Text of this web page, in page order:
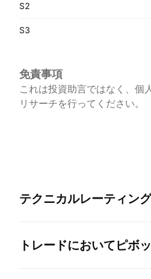
S2
S3
免責事項
これは投資助言ではなく、個
リサーチを行ってください。
テクニカルレーティン
トレードにおいてピボ